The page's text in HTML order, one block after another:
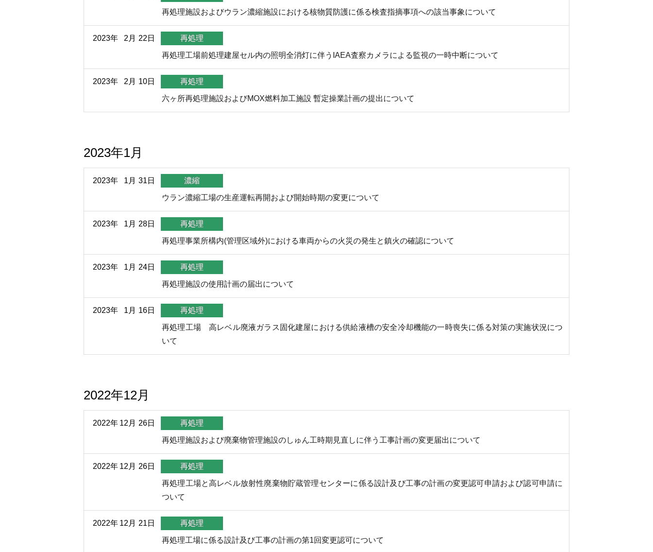
再処理施設およびウラン濃縮施設における核物質防護に係る検査指摘事項への該当事象について
2023年 2月 22日 再処理
再処理工場前処理建屋セル内の照明全消灯に伴うIAEA査察カメラによる監視の一時中断について
2023年 2月 10日 再処理
六ヶ所再処理施設およびMOX燃料加工施設 暫定操業計画の提出について
2023年1月
2023年 1月 31日 濃縮
ウラン濃縮工場の生産運転再開および開始時期の変更について
2023年 1月 28日 再処理
再処理事業所構内(管理区域外)における車両からの火災の発生と鎮火の確認について
2023年 1月 24日 再処理
再処理施設の使用計画の届出について
2023年 1月 16日 再処理
再処理工場 高レベル廃液ガラス固化建屋における供給液槽の安全冷却機能の一時喪失に係る対策の実施状況につ
いて
2022年12月
2022年 12月 26日 再処理
再処理施設および廃棄物管理施設のしゅん工時期見直しに伴う工事計画の変更届出について
2022年 12月 26日 再処理
再処理工場と高レベル放射性廃棄物貯蔵管理センターに係る設計及び工事の計画の変更認可申請および認可申請に
ついて
2022年 12月 21日 再処理
再処理工場に係る設計及び工事の計画の第1回変更認可について